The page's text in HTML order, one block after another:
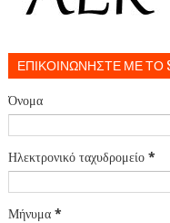
ΕΠΙΚΟΙΝΩΝΗΣΤΕ ΜΕ ΤΟ
Όνομα
Ηλεκτρονικό ταχυδρομείο *
Μήνυμα *